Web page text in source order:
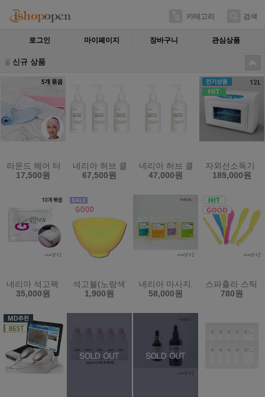
카테고리 검색
로그인 마이페이지 장바구니 관심상품
신규 상품
라운드 헤어 터번 5개묶음 소형 밸크로 찍찍이 헤어밴드
17,500원
네리아 허브 클렌징 밀크 로션 250ml 3개묶음 피부
67,500원
네리아 허브 클렌징 밀크 로션
47,000원
자외선소독기
189,000원
네리아 석고팩 700g 10개묶음 - 피부과 온열팩 비타민 옥 참숯 쿨 황
35,000원
석고볼(노랑색)고무볼 (원산지:한국)
1,900원
네리아 마사지오일 5L - 바디오일
58,000원
스파츌라 스틱
780원